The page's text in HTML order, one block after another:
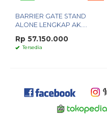
BARRIER GATE STAND
ALONE LENGKAP AK....
Rp 57.150.000
Tersedia